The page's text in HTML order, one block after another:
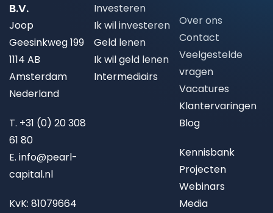
B.V.
Joop
Geesinkweg 199
1114 AB
Amsterdam
Nederland
T. +31 (0) 20 308
61 80
E. info@pearl-
capital.nl
KvK: 81079664
Investeren
Ik wil investeren
Geld lenen
Ik wil geld lenen
Intermediairs
Over ons
Contact
Veelgestelde
vragen
Vacatures
Klantervaringen
Blog
Kennisbank
Projecten
Webinars
Media